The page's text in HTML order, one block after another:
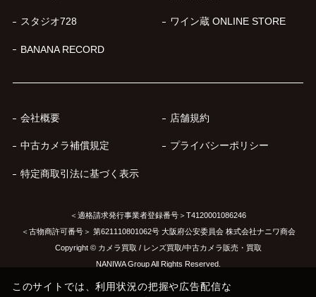
スタジオ728 ワイン蔵 ONLINE STORE
BANANA RECORD
会社概要 店舗規約
中古カメラ補償規定 プライバシーポリシー
特定商取引法に基づく表示
＜適格請求発行事業者登録番号＞T4120001086246
＜古物商許可番号＞ 第621110801062号 大阪府公安委員会 株式会社ナニワ商会
Copyright © カメラ買取 / レンズ買取/中古カメラ販売・買取
NANIWA Group All Rights Reserved.
このサイトでは、利用状況の把握や広告配信な